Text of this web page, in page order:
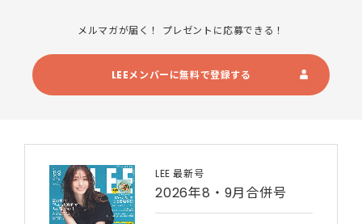
メルマガが届く！ プレゼントに応募できる！
LEEメンバーに無料で登録する
LEE 最新号
2026年8・9月合併号